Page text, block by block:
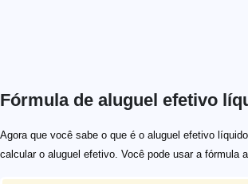
Fórmula de aluguel efetivo
Agora que você sabe o que é o aluguel efetivo
calcular o aluguel efetivo. Você pode usar a fórmula
\scriptsize \begin{align*}
\rm AEL
\rm AB
\rm D
N
\rm SL
\rm CO